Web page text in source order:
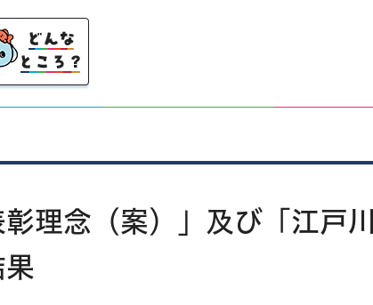
彰理念（案）」及び「江戸